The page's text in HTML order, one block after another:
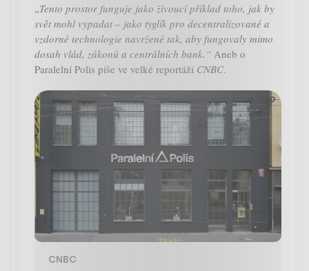
„Tento prostor funguje jako živoucí příklad toho, jak by
svět mohl vypadat – jako tyglík pro decentralizované a
vzdorné technologie navržené tak, aby fungovaly mimo
dosah vlád, zákonů a centrálních bank.“ Aneb o
Paralelní Polis píše ve velké reportáži CNBC.
CNBC